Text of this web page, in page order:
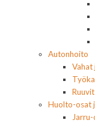
Autonhoito
Vahat
Huolto-osat